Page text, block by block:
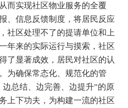
而实现社区物业服务的全覆
、信息反馈制度，将居民反应
社区处理不了的提请单位和上
年来的实际运行与摸索，社区
了显著成效，居民对社区的认
为确保常态化、规范化的管
总结、边完善、边提升”的原
上下功夫，为构建一流的社区